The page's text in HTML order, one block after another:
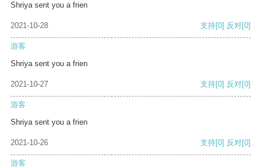
Shriya sent you a frien
2021-10-28 支持[0] 反对[0]
游客
Shriya sent you a frien
2021-10-27 支持[0] 反对[0]
游客
Shriya sent you a frien
2021-10-26 支持[0] 反对[0]
游客